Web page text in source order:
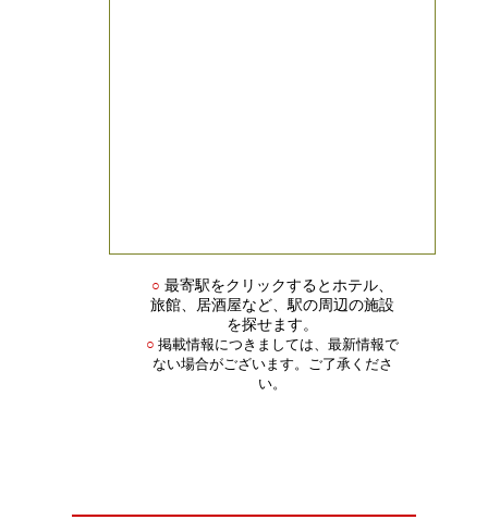
○ 最寄駅をクリックするとホテル、
旅館、居酒屋など、駅の周辺の施設
を探せます。
○ 掲載情報につきましては、最新情報で
ない場合がございます。ご了承くださ
い。